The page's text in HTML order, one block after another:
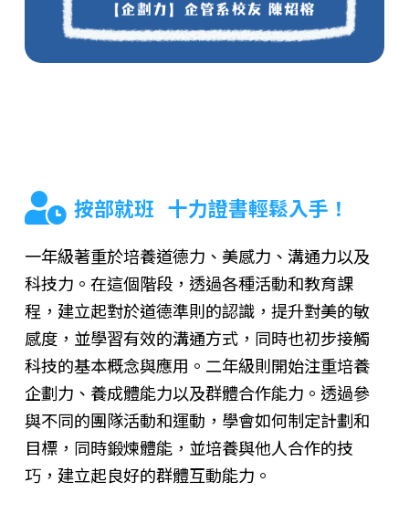
按部就班 十力證書輕鬆入手！
一年級著重於培養道德力、美感力、溝通力以及
科技力。在這個階段，透過各種活動和教育課
程，建立起對於道德準則的認識，提升對美的敏
感度，並學習有效的溝通方式，同時也初步接觸
科技的基本概念與應用。二年級則開始注重培養
企劃力、養成體能力以及群體合作能力。透過參
與不同的團隊活動和運動，學會如何制定計劃和
目標，同時鍛煉體能，並培養與他人合作的技
巧，建立起良好的群體互動能力。